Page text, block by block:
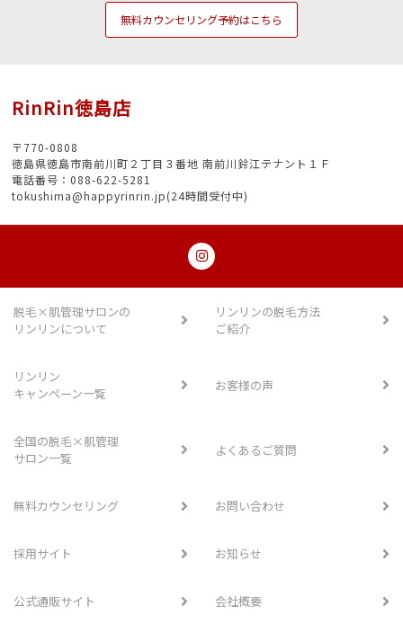
無料カウンセリング予約はこちら
RinRin徳島店
〒770-0808
徳島県徳島市南前川町２丁目３番地 南前川鈴江テナント１Ｆ
電話番号：088-622-5281
tokushima@happyrinrin.jp(24時間受付中)
脱毛×肌管理サロンの
リンリンについて
リンリンの脱毛方法
ご紹介
リンリン
キャンペーン一覧
お客様の声
全国の脱毛×肌管理
サロン一覧
よくあるご質問
無料カウンセリング お問い合わせ
採用サイト お知らせ
公式通販サイト 会社概要